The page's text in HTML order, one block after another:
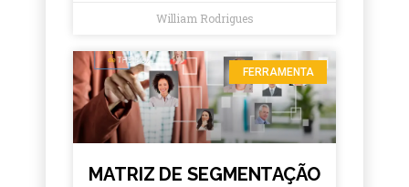
William Rodrigues
FERRAMENTA
MATRIZ DE SEGMENTAÇÃO